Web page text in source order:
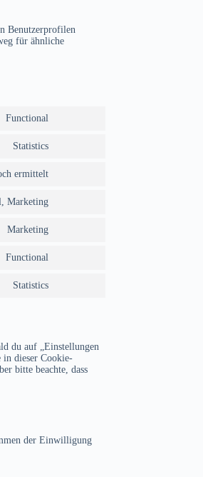
Benutzerprofilen
für ähnliche
Functional
Statistics
ermittelt
Marketing
Marketing
Functional
Statistics
du auf „Einstellungen
in dieser Cookie-
bitte beachte, dass
der Einwilligung